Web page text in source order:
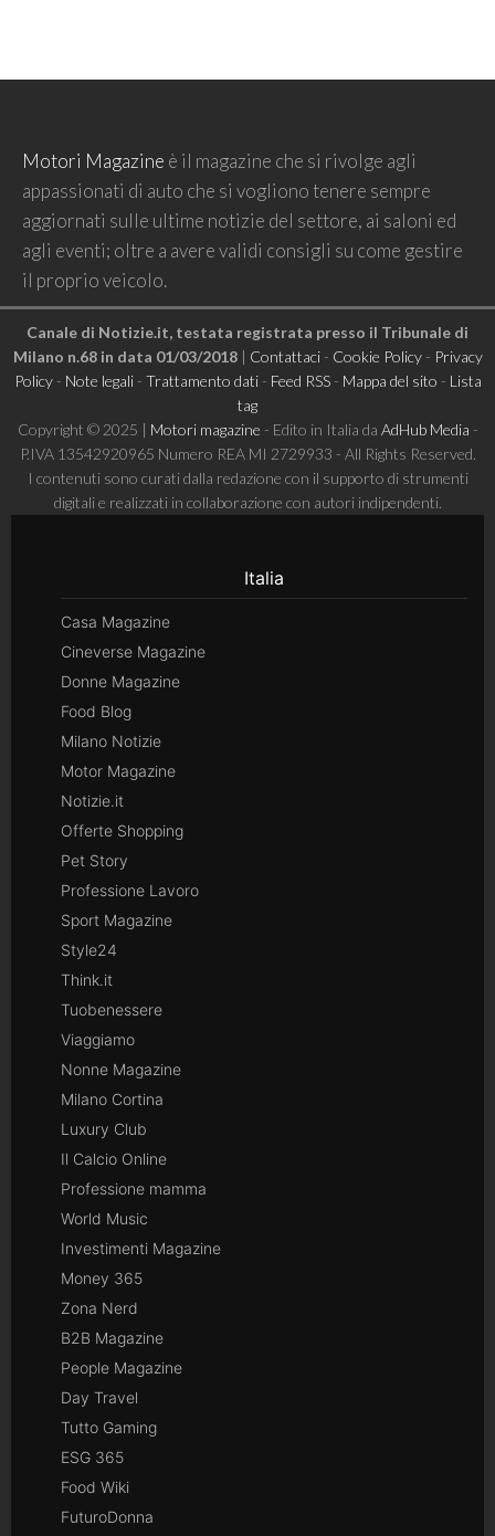
Motori Magazine è il magazine che si rivolge agli
appassionati di auto che si vogliono tenere sempre
aggiornati sulle ultime notizie del settore, ai saloni ed
agli eventi; oltre a avere validi consigli su come gestire
il proprio veicolo.
Canale di Notizie.it, testata registrata presso il Tribunale di
Milano n.68 in data 01/03/2018| Contattaci- Cookie Policy- Privacy
Policy- Note legali- Trattamento dati- Feed RSS- Mappa del sito - Lista
tag
Copyright © 2025 | Motori magazine - Edito in Italia da AdHub Media -
P.IVA 13542920965 Numero REA MI 2729933 - All Rights Reserved.
I contenuti sono curati dalla redazione con il supporto di strumenti
digitali e realizzati in collaborazione con autori indipendenti.
Italia
Casa Magazine
Cineverse Magazine
Donne Magazine
Food Blog
Milano Notizie
Motor Magazine
Notizie.it
Offerte Shopping
Pet Story
Professione Lavoro
Sport Magazine
Style24
Think.it
Tuobenessere
Viaggiamo
Nonne Magazine
Milano Cortina
Luxury Club
Il Calcio Online
Professione mamma
World Music
Investimenti Magazine
Money 365
Zona Nerd
B2B Magazine
People Magazine
Day Travel
Tutto Gaming
ESG 365
Food Wiki
FuturoDonna